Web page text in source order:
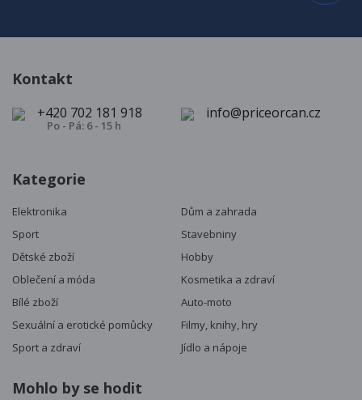
Kontakt
+420 702 181 918
Po - Pá: 6 - 15 h
info@priceorcan.cz
Kategorie
Elektronika
Dům a zahrada
Sport
Stavebniny
Dětské zboží
Hobby
Oblečení a móda
Kosmetika a zdraví
Bílé zboží
Auto-moto
Sexuální a erotické pomůcky
Filmy, knihy, hry
Sport a zdraví
Jídlo a nápoje
Mohlo by se hodit